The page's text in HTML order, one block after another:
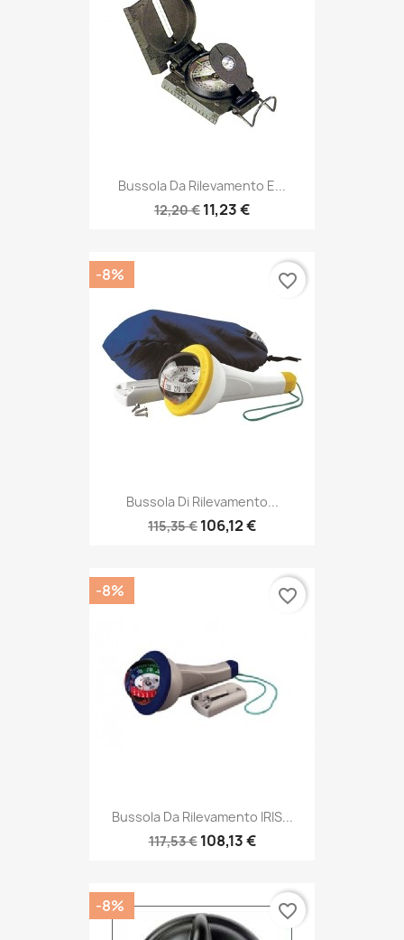
Bussola Da Rilevamento E...
12,20 € 11,23 €
Bussola Di Rilevamento...
115,35 € 106,12 €
-8% favorite_border
Bussola Da Rilevamento IRIS...
117,53 € 108,13 €
-8% favorite_border
-8% favorite_border